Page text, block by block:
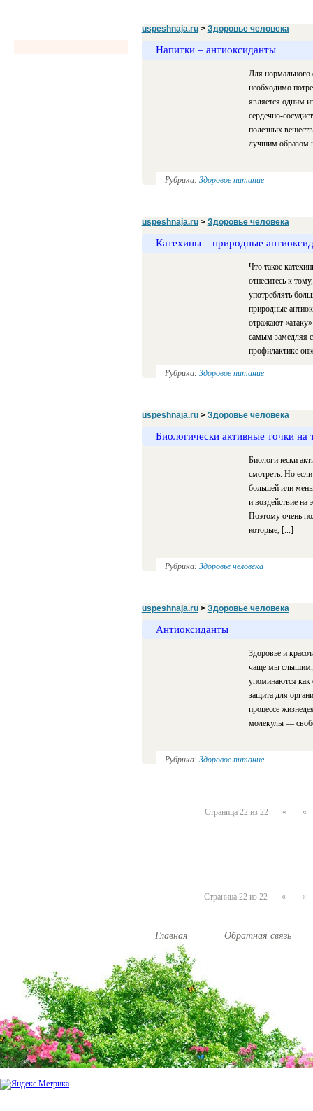
uspeshnaja.ru> Здоровье человека
Напитки – антиоксиданты
Для нормального
необходимо
является одним
сердечно-
полезных
лучшим образом
Рубрика: Здоровое питание
uspeshnaja.ru> Здоровье человека
Катехины – природные
Что такое
отнеситесь к
употреблять
природные
отражают
самым замедляя
профилактике
Рубрика: Здоровое питание
uspeshnaja.ru> Здоровье человека
Биологически активные точки на
Биологически
смотреть. Но
большей или
и воздействие на
Поэтому очень
которые, [...]
Рубрика: Здоровье человека
uspeshnaja.ru> Здоровье человека
Антиоксиданты
Здоровье и
чаще мы слышим,
упоминаются как
защита для
процессе
молекулы —
Рубрика: Здоровое питание
Страница 22 из 22 « «
Страница 22 из 22 « «
Главная Обратная связь